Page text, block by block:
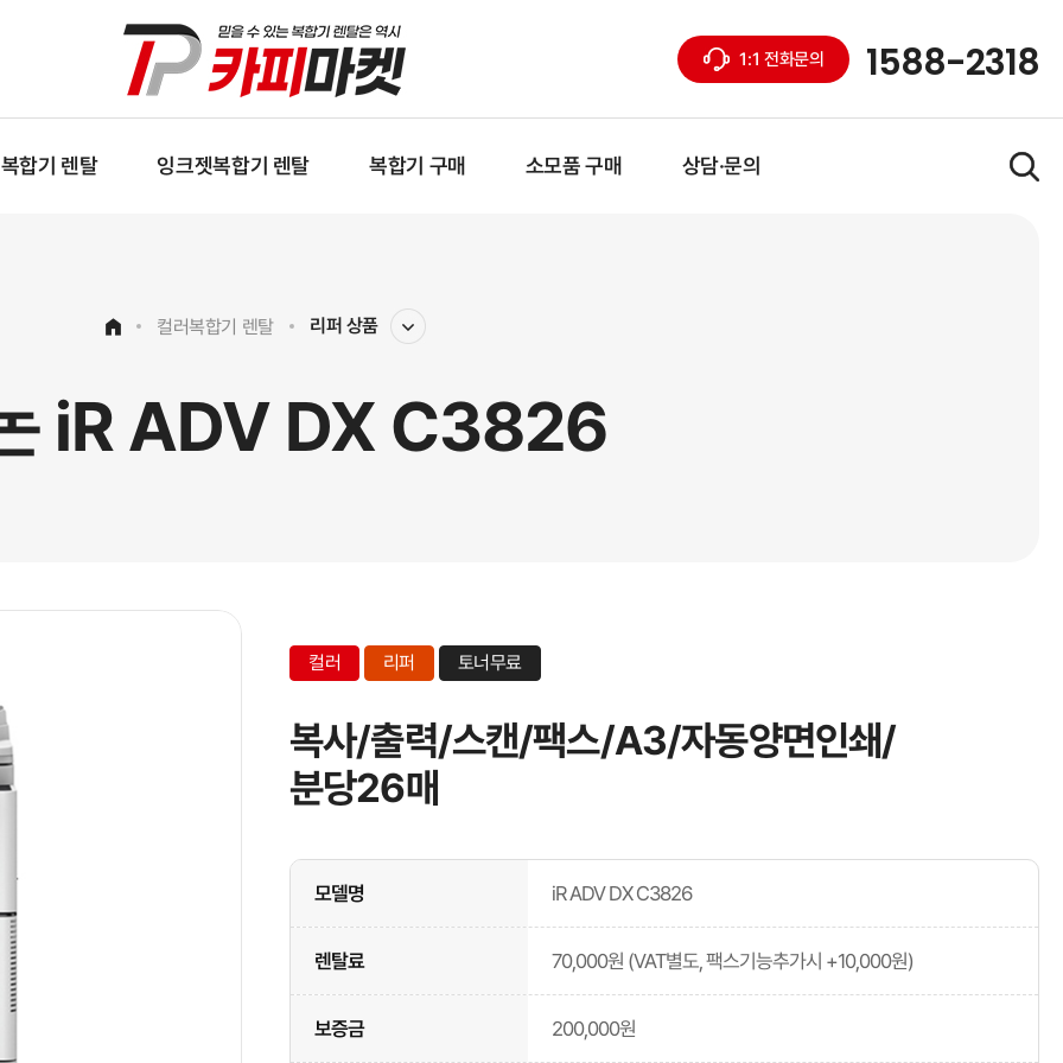
1:1 전화문의 1588-2318
합기 렌탈 잉크젯복합기 렌탈 복합기 구매 소모품 구매 상담·문의
컬러복합기 렌탈 리퍼 상품
iR ADV DX C3826
컬러 리퍼 토너무료
복사/출력/스캔/팩스/A3/자동양면인쇄/
분당26매
모델명 iR ADV DX C3826
렌탈료 70,000원 (VAT별도, 팩스기능추가시 +10,000원)
보증금 200,000원